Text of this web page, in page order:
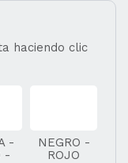
haciendo clic
-
-
NEGRO -
ROJO